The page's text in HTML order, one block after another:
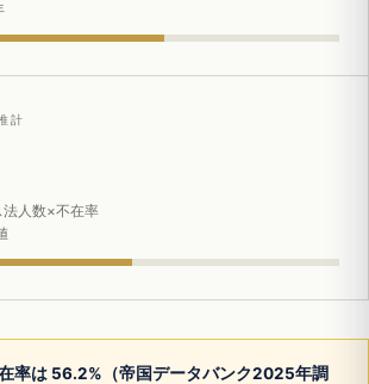
計
人数×不在率
率は 56.2%（帝国データバンク2025年調